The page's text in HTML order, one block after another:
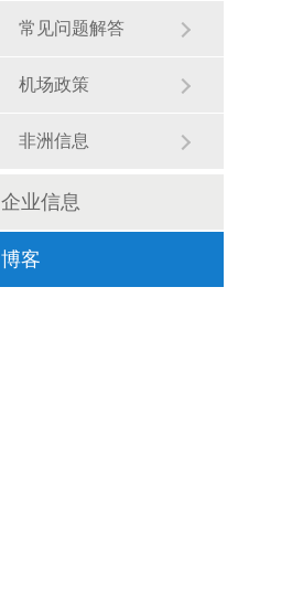
常见问题解答
机场政策
非洲信息
企业信息
博客